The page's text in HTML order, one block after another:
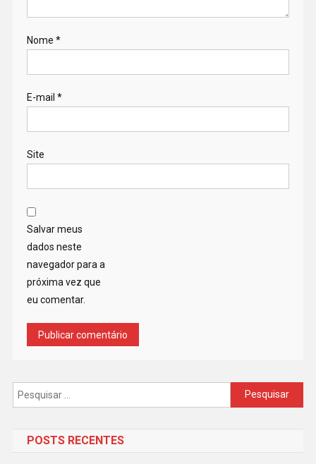
Nome *
E-mail *
Site
Salvar meus
dados neste
navegador para a
próxima vez que
eu comentar.
Pesquisar
por:
POSTS RECENTES